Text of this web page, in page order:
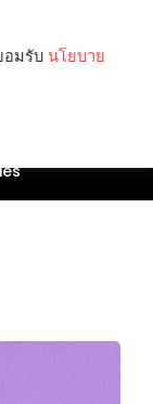
อมรับ นโยบาย